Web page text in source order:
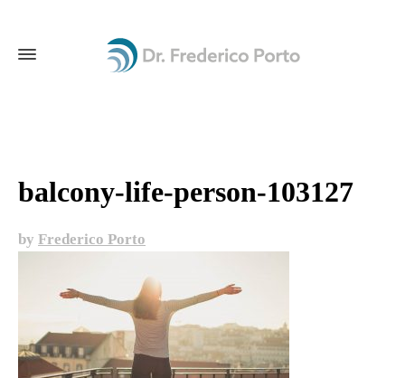
balcony-life-person-103127
by Frederico Porto